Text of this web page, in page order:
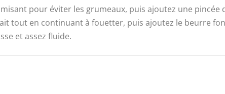
pour éviter les grumeaux, puis ajoutez une pincée
tout en continuant à fouetter, puis ajoutez le beurre
et assez fluide.